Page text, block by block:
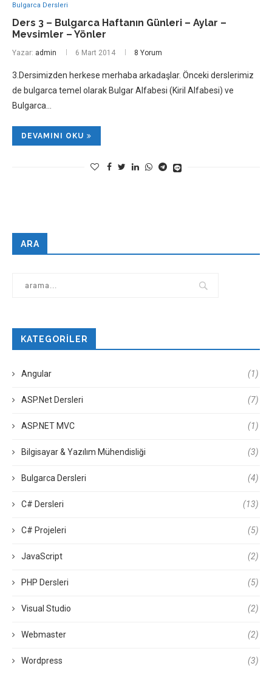
Bulgarca Dersleri
Ders 3 – Bulgarca Haftanın Günleri – Aylar –
Mevsimler – Yönler
Yazar: admin 6 Mart 2014 8 Yorum
3.Dersimizden herkese merhaba arkadaşlar. Önceki derslerimiz
de bulgarca temel olarak Bulgar Alfabesi (Kiril Alfabesi) ve
Bulgarca…
DEVAMINI OKU
ARA
KATEGORILER
Angular (1)
ASP.Net Dersleri (7)
ASP.NET MVC (1)
Bilgisayar & Yazılım Mühendisliği (3)
Bulgarca Dersleri (4)
C# Dersleri (13)
C# Projeleri (5)
JavaScript (2)
PHP Dersleri (5)
Visual Studio (2)
Webmaster (2)
Wordpress (3)